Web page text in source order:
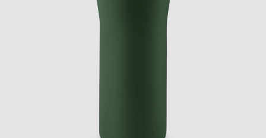
HUWELIJKSGESCHENK 2026